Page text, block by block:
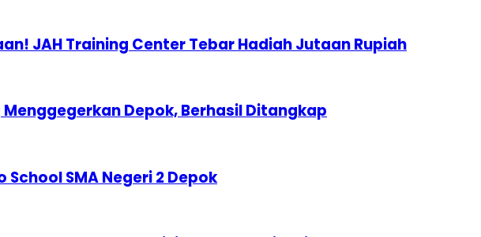
JAH Training Center Tebar Hadiah Jutaan Rupiah
Depok, Berhasil Ditangkap
School SMA Negeri 2 Depok